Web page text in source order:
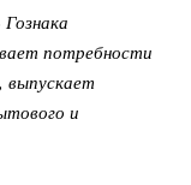
потребности
выпускает
и